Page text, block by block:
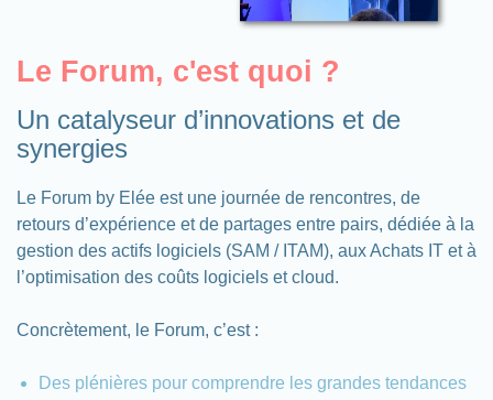
Le Forum, c'est quoi ?
Un catalyseur d’innovations et de
synergies
Le Forum by Elée est une journée de rencontres, de
retours d’expérience et de partages entre pairs, dédiée à la
gestion des actifs logiciels (SAM / ITAM), aux Achats IT et à
l’optimisation des coûts logiciels et cloud.
Concrètement, le Forum, c’est :
Des plénières pour comprendre les grandes tendances